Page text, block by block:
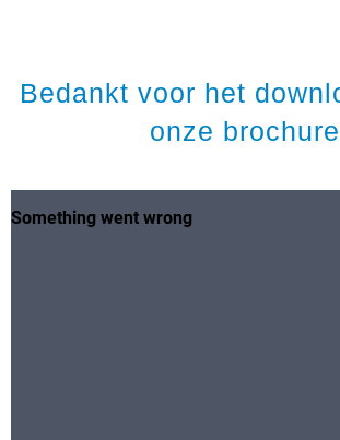
Bedankt voor het
onze brochure